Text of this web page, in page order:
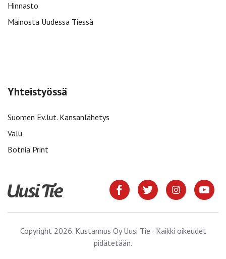
Hinnasto
Mainosta Uudessa Tiessä
Yhteistyössä
Suomen Ev.lut. Kansanlähetys
Valu
Botnia Print
Copyright 2026. Kustannus Oy Uusi Tie · Kaikki oikeudet
pidätetään.